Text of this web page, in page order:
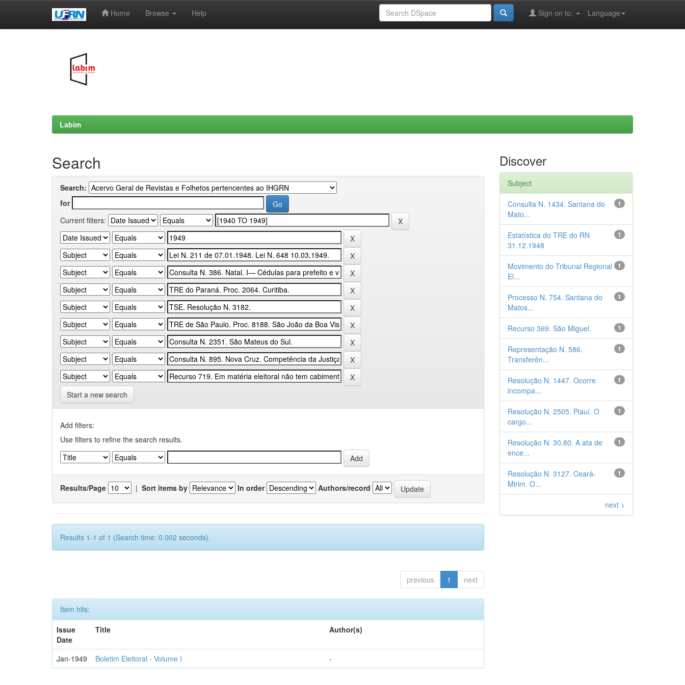
Home Browse Help Language
Sign on to:
Labim
Search
Search:
for
Current filters:
Start a new search
Add filters:
Use filters to refine the search results.
Results/Page | Sort items by In order Authors/record
Results 1-1 of 1 (Search time: 0.002 seconds).
previous 1 next
Item hits:
Issue
Date
Title Author(s)
Jan-1949 Boletim Eleitoral - Volume I -
Discover
Subject
1
Consulta N. 1434. Santana do
Mato...
1
Estatística do TRE do RN
31.12.1948
1
Movimento do Tribunal Regional
El...
1
Processo N. 754. Santana do
Matos...
1
Recurso 369. São Miguel.
1
Representação N. 586.
Transferên...
1
Resolução N. 1447. Ocorre
incompa...
1
Resolução N. 2505. Piauí. O
cargo...
1
Resolução N. 30.80. A ata de
ence...
1
Resolução N. 3127. Ceará-
Mirim. O...
next >